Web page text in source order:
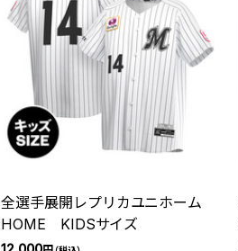
全選手展開レプリカユニホーム
HOME KIDSサイズ